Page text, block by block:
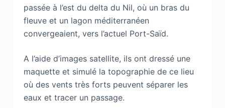
passée à l’est du delta du Nil, où un bras du
fleuve et un lagon méditerranéen
convergeaient, vers l’actuel Port-Saïd.
A l’aide d’images satellite, ils ont dressé une
maquette et simulé la topographie de ce lieu
où des vents très forts peuvent séparer les
eaux et tracer un passage.